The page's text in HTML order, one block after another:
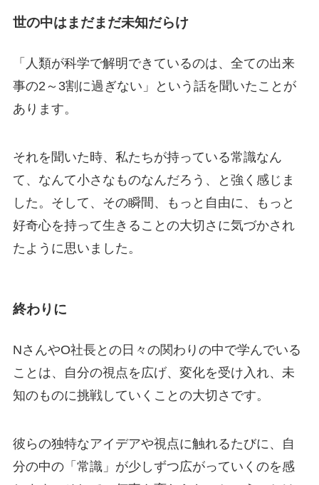
世の中はまだまだ未知だらけ
「人類が科学で解明できているのは、全ての出来
事の2～3割に過ぎない」という話を聞いたことが
あります。
それを聞いた時、私たちが持っている常識なん
て、なんて小さなものなんだろう、と強く感じま
した。そして、その瞬間、もっと自由に、もっと
好奇心を持って生きることの大切さに気づかされ
たように思いました。
終わりに
NさんやO社長との日々の関わりの中で学んでいる
ことは、自分の視点を広げ、変化を受け入れ、未
知のものに挑戦していくことの大切さです。
彼らの独特なアイデアや視点に触れるたびに、自
分の中の「常識」が少しずつ広がっていくのを感